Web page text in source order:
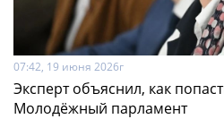
07:42, 19 июня 2026г
Эксперт объяснил, как
Молодёжный парламент